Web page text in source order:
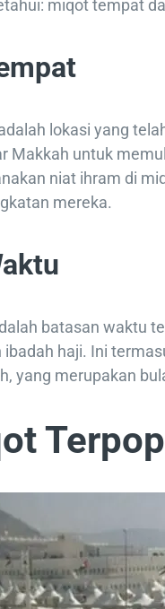
miqot tempat
lokasi yang
Makkah untuk
niat ihram di
mereka.
batasan waktu
ibadah haji. Ini
yang merupakan